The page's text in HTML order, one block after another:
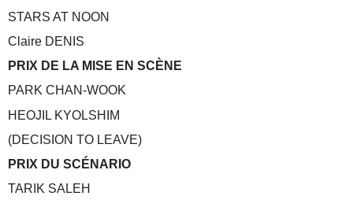
STARS AT NOON
Claire DENIS
PRIX DE LA MISE EN SCÈNE
PARK CHAN-WOOK
HEOJIL KYOLSHIM
(DECISION TO LEAVE)
PRIX DU SCÉNARIO
TARIK SALEH